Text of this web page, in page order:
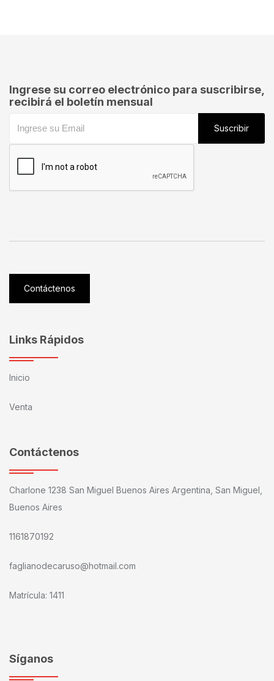
Ingrese su correo electrónico para suscribirse,
recibirá el boletín mensual
Suscribir
Contáctenos
Links Rápidos
Inicio
Venta
Contáctenos
Charlone 1238 San Miguel Buenos Aires Argentina, San Miguel,
Buenos Aires
1161870192
faglianodecaruso@hotmail.com
Matrícula: 1411
Síganos